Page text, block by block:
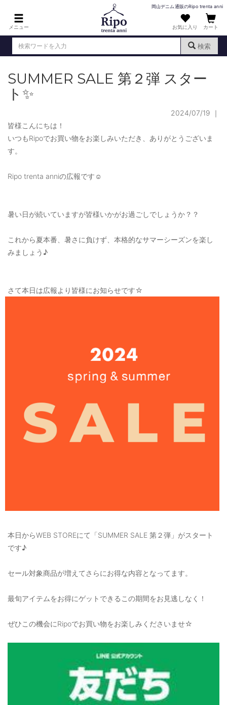
メニュー
岡山デニム通販のRipo trenta anni
お気に入り カート
検索
ログイン （新規会員登録）
MENS : メンズ
PANTS : パンツ
T-SHIRT : Tシャツ
SHIRT : シャツ
OUTERS : アウター
LADIES : レディース
PANTS/SKIRT : パンツ・スカート
OUTLET : アウトレット
MENS : メンズ
新規会員登録
お買い物カゴ
お問い合わせ
SUMMER SALE 第２弾 スター
ト✨
2024/07/19 ｜
皆様こんにちは！
いつもRipoでお買い物をお楽しみいただき、ありがとうございま
す。
Ripo trenta anniの広報です☺
暑い日が続いていますが皆様いかがお過ごしでしょうか？？
これから夏本番、暑さに負けず、本格的なサマーシーズンを楽し
みましょう♪
さて本日は広報より皆様にお知らせです☆
本日からWEB STOREにて「SUMMER SALE 第２弾」がスタート
です♪
セール対象商品が増えてさらにお得な内容となってます。
最旬アイテムをお得にゲットできるこの期間をお見逃しなく！
ぜひこの機会にRipoでお買い物をお楽しみくださいませ☆